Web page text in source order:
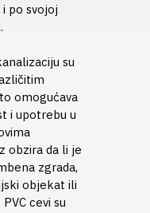
po svojoj
su
omogućava
i upotrebu u
obzira da li je
zgrada,
objekat ili
cevi su